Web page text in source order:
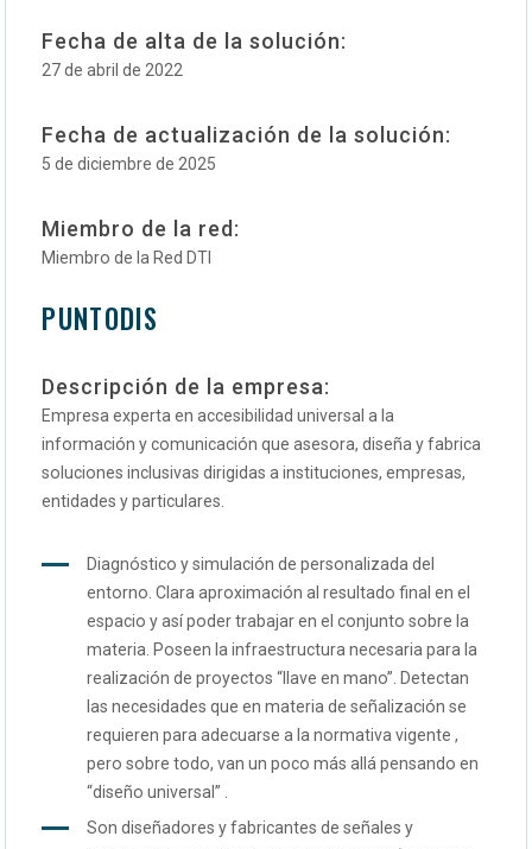
Fecha de alta de la solución:
27 de abril de 2022
Fecha de actualización de la solución:
5 de diciembre de 2025
Miembro de la red:
Miembro de la Red DTI
PUNTODIS
Descripción de la empresa:
Empresa experta en accesibilidad universal a la
información y comunicación que asesora, diseña y fabrica
soluciones inclusivas dirigidas a instituciones, empresas,
entidades y particulares.
Diagnóstico y simulación de personalizada del
entorno. Clara aproximación al resultado final en el
espacio y así poder trabajar en el conjunto sobre la
materia. Poseen la infraestructura necesaria para la
realización de proyectos “llave en mano”. Detectan
las necesidades que en materia de señalización se
requieren para adecuarse a la normativa vigente ,
pero sobre todo, van un poco más allá pensando en
“diseño universal” .
Son diseñadores y fabricantes de señales y